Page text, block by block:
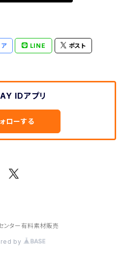
LINE ポスト
IDアプリ
ローする
ンター有料素材販売
by